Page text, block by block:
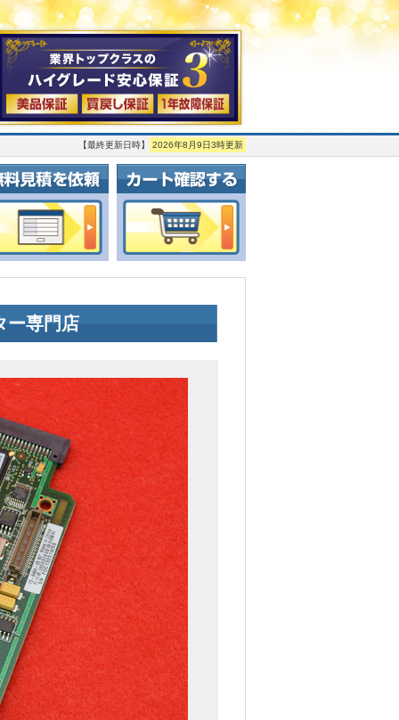
【最終更新日時】 2026年8月9日3時更新
ー専門店